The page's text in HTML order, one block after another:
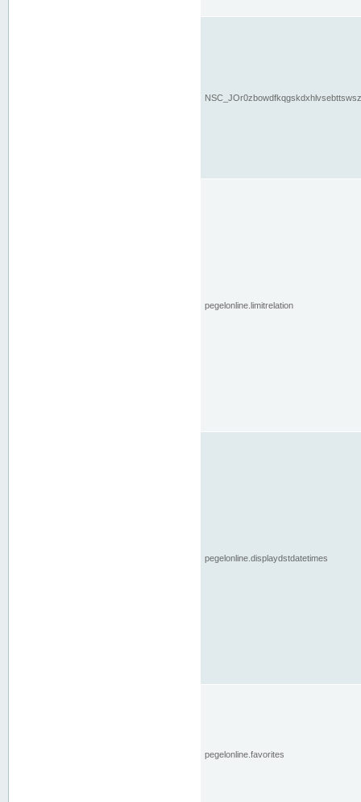
pegelonline.limitrelation
pegelonline.displaydstdatetimes
pegelonline.favorites